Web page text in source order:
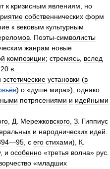
к кризисным явлениям
но
собственнических форм
к вековым культурным
Поэты-символисты
жанрам новые
композиции; стремясь вслед
20 в
эстетические установки (в
) о «душе мира»), однако
потрясениями и идейными
Д Мережковского З Гиппиус
и народнических идей
—95 с его стихами), К
, и особенно «третья волна» рус
«младших